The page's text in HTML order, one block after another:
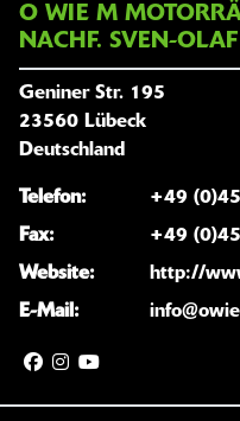
O WIE M
NACHF. SVEN-
Geniner Str. 195
23560 Lübeck
Deutschland
Telefon:
+49
Fax:
+49
Website:
http://
E-Mail: